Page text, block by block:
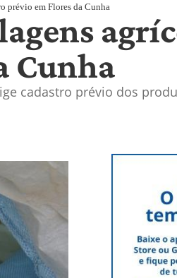
prévio em Flores da Cunha
Cunha
cadastro prévio dos